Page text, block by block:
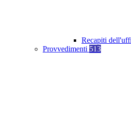
Recapiti
Provvedimenti 513